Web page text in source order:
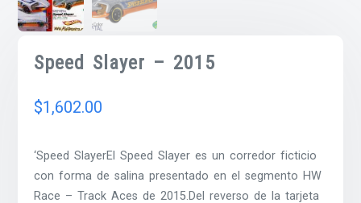
Speed Slayer – 2015
$1,602.00
‘Speed SlayerEl Speed Slayer es un corredor ficticio
con forma de salina presentado en el segmento HW
Race – Track Aces de 2015.Del reverso de la tarjeta